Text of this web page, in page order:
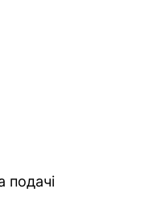
подачі